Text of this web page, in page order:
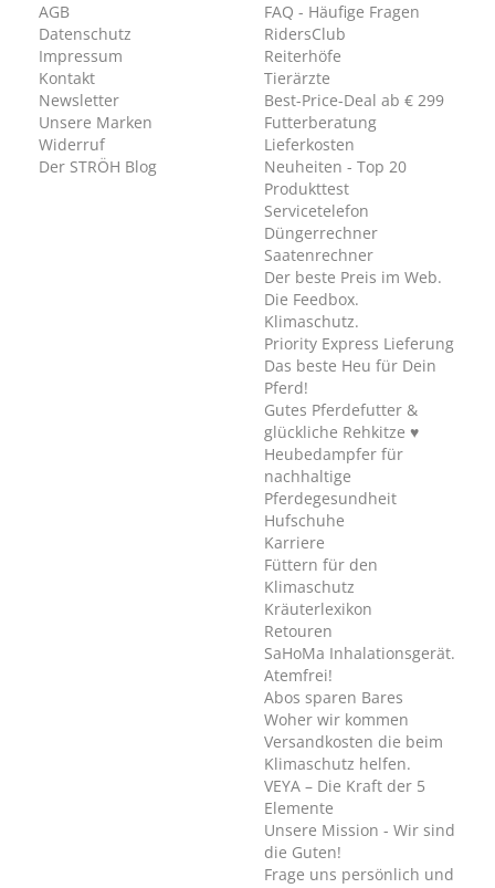
AGB
Datenschutz
Impressum
Kontakt
Newsletter
Unsere Marken
Widerruf
Der STRÖH Blog
FAQ - Häufige Fragen
RidersClub
Reiterhöfe
Tierärzte
Best-Price-Deal ab € 299
Futterberatung
Lieferkosten
Neuheiten - Top 20
Produkttest
Servicetelefon
Düngerrechner
Saatenrechner
Der beste Preis im Web.
Die Feedbox.
Klimaschutz.
Priority Express Lieferung
Das beste Heu für Dein
Pferd!
Gutes Pferdefutter &
glückliche Rehkitze ♥
Heubedampfer für
nachhaltige
Pferdegesundheit
Hufschuhe
Karriere
Füttern für den
Klimaschutz
Kräuterlexikon
Retouren
SaHoMa Inhalationsgerät.
Atemfrei!
Abos sparen Bares
Woher wir kommen
Versandkosten die beim
Klimaschutz helfen.
VEYA – Die Kraft der 5
Elemente
Unsere Mission - Wir sind
die Guten!
Frage uns persönlich und